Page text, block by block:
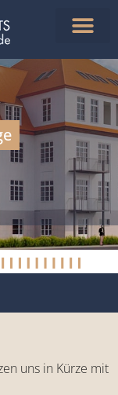
uns in Kürze mit